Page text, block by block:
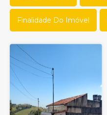
Finalidade Do Imóvel